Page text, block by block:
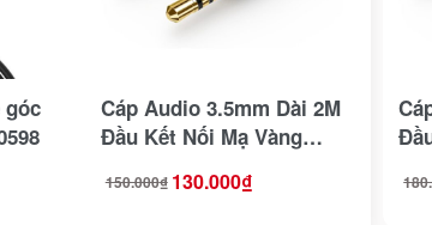
góc
Cáp Audio 3.5mm Dài 2M
Đầu Kết Nối Mạ Vàng
150.000₫
Giá 130.000₫
Giá Giá
Giá